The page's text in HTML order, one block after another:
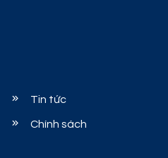
Tin tức
Chính sách